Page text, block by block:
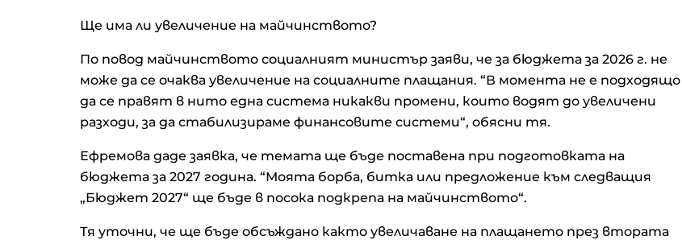
Ще има ли увеличение на майчинството?
По повод майчинството социалният министър заяви, че за бюджета за 2026 г. не
може да се очаква увеличение на социалните плащания. “В момента не е подходящо
да се правят в нито една система никакви промени, които водят до увеличени
разходи, за да стабилизираме финансовите системи“, обясни тя.
Ефремова даде заявка, че темата ще бъде поставена при подготовката на
бюджета за 2027 година. “Моята борба, битка или предложение към следващия
„Бюджет 2027“ ще бъде в посока подкрепа на майчинството“.
Тя уточни, че ще бъде обсъждано както увеличаване на плащането през втората